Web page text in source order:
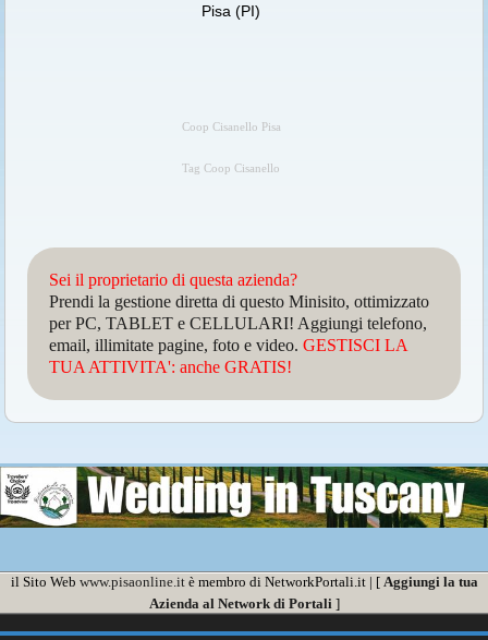
Pisa (PI)
Coop Cisanello Pisa
Tag Coop Cisanello
Sei il proprietario di questa azienda?
Prendi la gestione diretta di questo Minisito, ottimizzato
per PC, TABLET e CELLULARI! Aggiungi telefono,
email, illimitate pagine, foto e video.GESTISCI LA
TUA ATTIVITA': anche GRATIS!
il Sito Web www.pisaonline.itè membro di NetworkPortali.it | [ Aggiungi la tua
Azienda al Network di Portali ]